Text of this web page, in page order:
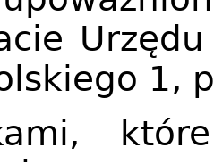
1,